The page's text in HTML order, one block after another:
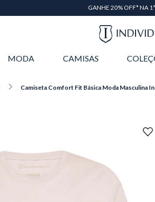
GANHE 20% OFF* NA
MODA CAMISAS
Camiseta Comfort Fit Básica Moda Masculina